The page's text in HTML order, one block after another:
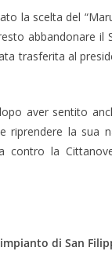
la scelta del
abbandonare
trasferita al
aver sentito
la sua
contro la
di San